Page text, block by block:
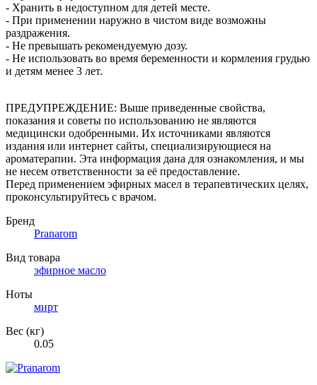
- Хранить в недоступном для детей месте.
- При применении наружно в чистом виде возможны
раздражения.
- Не превышать рекомендуемую дозу.
- Не использовать во время беременности и кормления грудью
и детям менее 3 лет.
ПРЕДУПРЕЖДЕНИЕ: Выше приведенные свойства,
показания и советы по использованию не являются
медицински одобренными. Их источниками являются
издания или интернет сайты, специализирующиеся на
ароматерапии. Эта информация дана для ознакомления, и мы
не несем ответственности за её предоставление.
Перед применением эфирных масел в терапевтических целях,
проконсультируйтесь с врачом.
Бренд
Pranarom
Вид товара
эфирное масло
Ноты
мирт
Вес (кг)
0.05